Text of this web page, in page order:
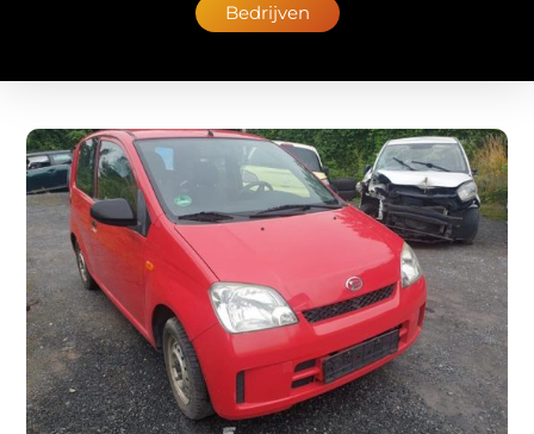
Bedrijven